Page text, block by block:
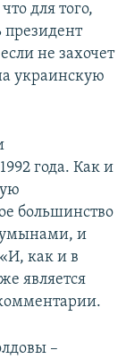
для того,
президент
не захочет
украинскую
года. Как и
большинство
и
как и в
является
–